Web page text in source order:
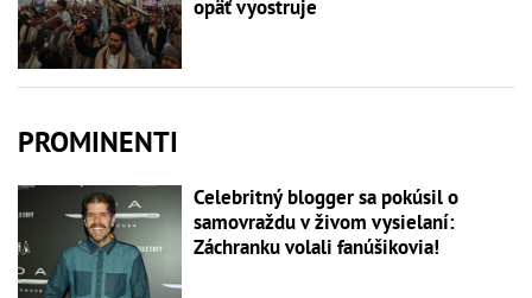
opäť vyostruje
PROMINENTI
Celebritný blogger sa pokúsil o
samovraždu v živom vysielaní:
Záchranku volali fanúšikovia!